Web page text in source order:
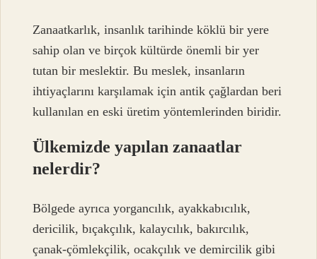
Zanaatkarlık, insanlık tarihinde köklü bir yere
sahip olan ve birçok kültürde önemli bir yer
tutan bir meslektir. Bu meslek, insanların
ihtiyaçlarını karşılamak için antik çağlardan beri
kullanılan en eski üretim yöntemlerinden biridir.
Ülkemizde yapılan zanaatlar
nelerdir?
Bölgede ayrıca yorgancılık, ayakkabıcılık,
dericilik, bıçakçılık, kalaycılık, bakırcılık,
çanak-çömlekçilik, ocakçılık ve demircilik gibi